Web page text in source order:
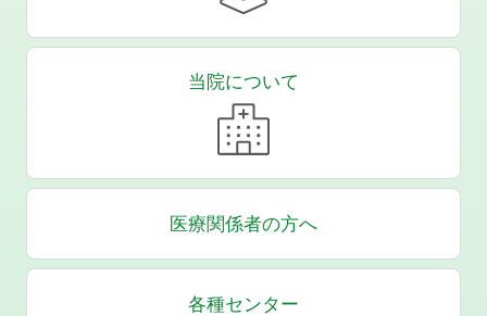
当院について
医療関係者の方へ
各種センター